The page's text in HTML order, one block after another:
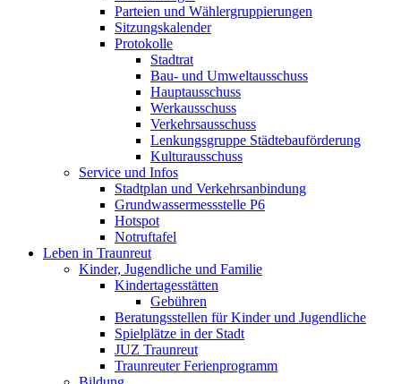
Parteien und Wählergruppierungen
Sitzungskalender
Protokolle
Stadtrat
Bau- und Umweltausschuss
Hauptausschuss
Werkausschuss
Verkehrsausschuss
Lenkungsgruppe Städtebauförderung
Kulturausschuss
Service und Infos
Stadtplan und Verkehrsanbindung
Grundwassermessstelle P6
Hotspot
Notruftafel
Leben in Traunreut
Kinder, Jugendliche und Familie
Kindertagesstätten
Gebühren
Beratungsstellen für Kinder und Jugendliche
Spielplätze in der Stadt
JUZ Traunreut
Traunreuter Ferienprogramm